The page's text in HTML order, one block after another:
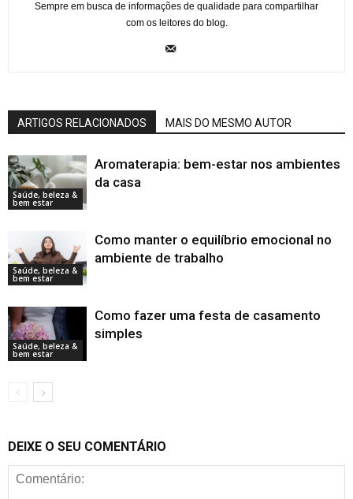
Sempre em busca de informações de qualidade para compartilhar
com os leitores do blog.
ARTIGOS RELACIONADOS MAIS DO MESMO AUTOR
Saúde, beleza &
bem estar
Aromaterapia: bem-estar nos ambientes
da casa
Saúde, beleza &
bem estar
Como manter o equilíbrio emocional no
ambiente de trabalho
Saúde, beleza &
bem estar
Como fazer uma festa de casamento
simples
DEIXE O SEU COMENTÁRIO